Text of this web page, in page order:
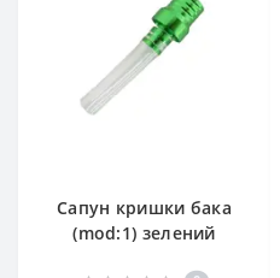
Сапун кришки бака
(mod:1) зелений